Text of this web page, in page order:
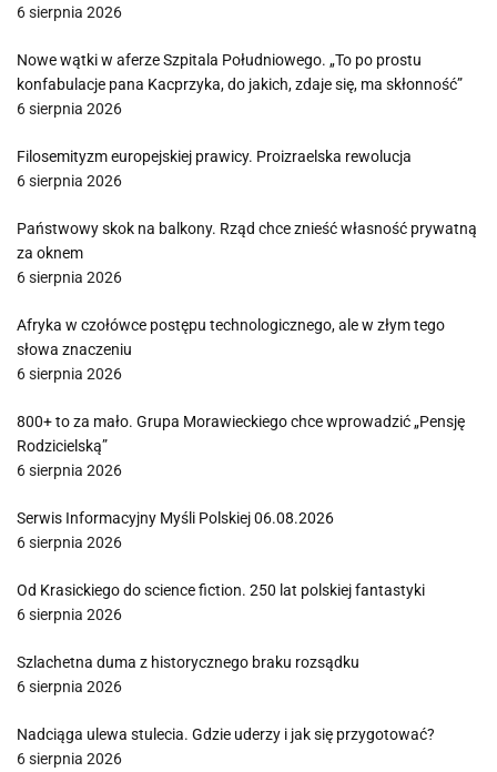
6 sierpnia 2026
Nowe wątki w aferze Szpitala Południowego. „To po prostu
konfabulacje pana Kacprzyka, do jakich, zdaje się, ma skłonność”
6 sierpnia 2026
Filosemityzm europejskiej prawicy. Proizraelska rewolucja
6 sierpnia 2026
Państwowy skok na balkony. Rząd chce znieść własność prywatną
za oknem
6 sierpnia 2026
Afryka w czołówce postępu technologicznego, ale w złym tego
słowa znaczeniu
6 sierpnia 2026
800+ to za mało. Grupa Morawieckiego chce wprowadzić „Pensję
Rodzicielską”
6 sierpnia 2026
Serwis Informacyjny Myśli Polskiej 06.08.2026
6 sierpnia 2026
Od Krasickiego do science fiction. 250 lat polskiej fantastyki
6 sierpnia 2026
Szlachetna duma z historycznego braku rozsądku
6 sierpnia 2026
Nadciąga ulewa stulecia. Gdzie uderzy i jak się przygotować?
6 sierpnia 2026